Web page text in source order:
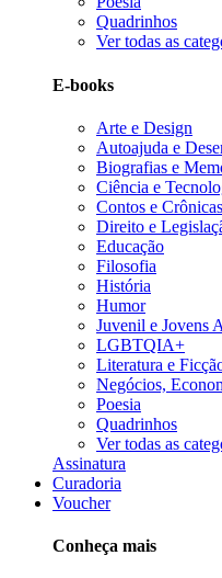
Quadrinhos
Ver todas as
E-books
Arte e Design
Autoajuda e
Biografias e
Ciência e
Contos e Crônicas
Direito e
Educação
Filosofia
História
Humor
Juvenil e Jovens
LGBTQIA+
Literatura e
Negócios,
Poesia
Quadrinhos
Ver todas as
Assinatura
Curadoria
Voucher
Conheça mais